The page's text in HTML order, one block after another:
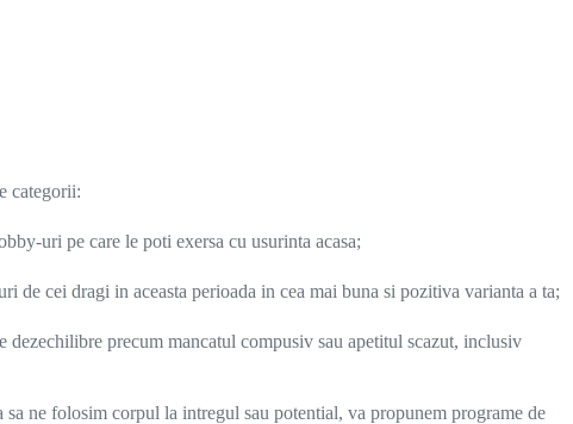
categorii:
uri pe care le poti exersa cu usurinta acasa;
cei dragi in aceasta perioada in cea mai buna si pozitiva varianta a ta;
dezechilibre precum mancatul compusiv sau apetitul scazut, inclusiv
ne folosim corpul la intregul sau potential, va propunem programe de